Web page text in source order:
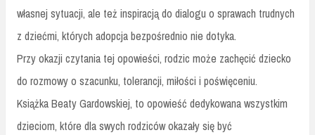
własnej sytuacji, ale też inspiracją do dialogu o sprawach trudnych
z dziećmi, których adopcja bezpośrednio nie dotyka.
Przy okazji czytania tej opowieści, rodzic może zachęcić dziecko
do rozmowy o szacunku, tolerancji, miłości i poświęceniu.
Książka Beaty Gardowskiej, to opowieść dedykowana wszystkim
dzieciom, które dla swych rodziców okazały się być